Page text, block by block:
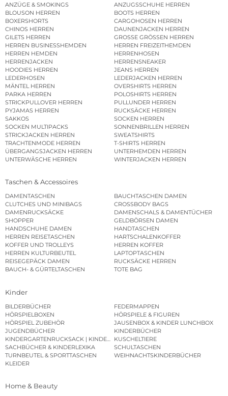
ANZÜGE & SMOKINGS
ANZUGSSCHUHE HERREN
BLOUSON HERREN
BOOTS HERREN
BOXERSHORTS
CARGOHOSEN HERREN
CHINOS HERREN
DAUNENJACKEN HERREN
GILETS HERREN
GROSSE GRÖSSEN HERREN
HERREN BUSINESSHEMDEN
HERREN FREIZEITHEMDEN
HERREN HEMDEN
HERRENHOSEN
HERRENJACKEN
HERRENSNEAKER
HOODIES HERREN
JEANS HERREN
LEDERHOSEN
LEDERJACKEN HERREN
MÄNTEL HERREN
OVERSHIRTS HERREN
PARKA HERREN
POLOSHIRTS HERREN
STRICKPULLOVER HERREN
PULLUNDER HERREN
PYJAMAS HERREN
RUCKSÄCKE HERREN
SAKKOS
SOCKEN HERREN
SOCKEN MULTIPACKS
SONNENBRILLEN HERREN
STRICKJACKEN HERREN
SWEATSHIRTS
TRACHTENMODE HERREN
T-SHIRTS HERREN
ÜBERGANGSJACKEN HERREN
UNTERHEMDEN HERREN
UNTERWÄSCHE HERREN
WINTERJACKEN HERREN
Taschen & Accessoires
DAMENTASCHEN
BAUCHTASCHEN DAMEN
CLUTCHES UND MINIBAGS
CROSSBODY BAGS
DAMENRUCKSÄCKE
DAMENSCHALS & DAMENTÜCHER
SHOPPER
GELDBÖRSEN DAMEN
HANDSCHUHE DAMEN
HANDTASCHEN
HERREN REISETASCHEN
HARTSCHALENKOFFER
KOFFER UND TROLLEYS
HERREN KOFFER
HERREN KULTURBEUTEL
LAPTOPTASCHEN
REISEGEPÄCK DAMEN
RUCKSÄCKE HERREN
BAUCH- & GÜRTELTASCHEN
TOTE BAG
Kinder
BILDERBÜCHER
FEDERMAPPEN
HÖRSPIELBOXEN
HÖRSPIELE & FIGUREN
HÖRSPIEL ZUBEHÖR
JAUSENBOX & KINDER LUNCHBOX
JUGENDBÜCHER
KINDERBÜCHER
KINDERGARTENRUCKSACK | KINDERGARTENBEUTEL
KUSCHELTIERE
SACHBÜCHER & KINDERLEXIKA
SCHULTASCHEN
TURNBEUTEL & SPORTTASCHEN
WEIHNACHTSKINDERBÜCHER
KLEIDER
Home & Beauty